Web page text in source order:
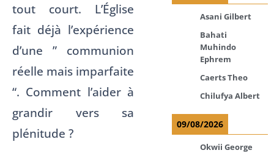
tout court. L’Église
fait déjà l’expérience
d’une ” communion
réelle mais imparfaite
“. Comment l’aider à
grandir vers sa
plénitude ?
Asani Gilbert
Bahati
Muhindo
Ephrem
Caerts Theo
Chilufya Albert
09/08/2026
Okwii George